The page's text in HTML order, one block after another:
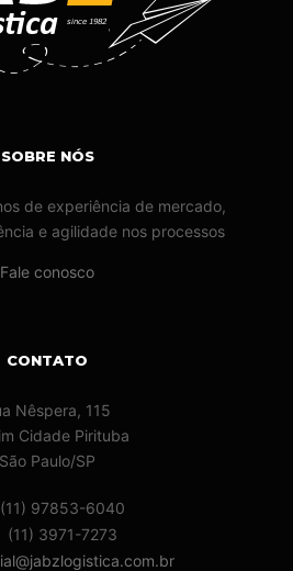
SOBRE NÓS
de experiência de mercado,
e agilidade nos processos
Fale conosco
CONTATO
Nêspera, 115
Cidade Pirituba
São Paulo/SP
(11) 97853-6040
(11) 3971-7273